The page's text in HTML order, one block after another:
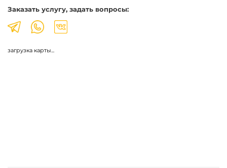
Заказать услугу, задать вопросы:
загрузка карты...